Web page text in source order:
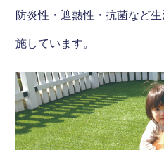
防炎性・遮熱性・抗菌など
施しています。